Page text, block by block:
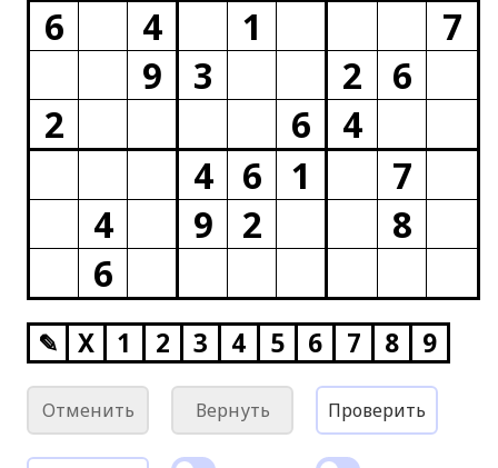
6
4 1
7
9
3 2
6
2
6
4
4
6 1
7
4
9 2
8
6
✎ X 1 2 3 4 5 6 7 8 9
Отменить Вернуть Проверить